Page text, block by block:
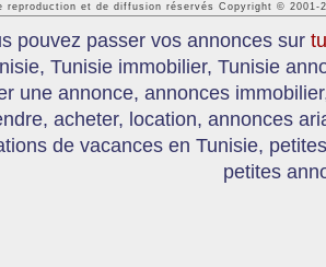
reproduction et de diffusion réservés Copyright © 2001-
pouvez passer vos annonces sur
Tunisie immobilier, Tunisie
une annonce, annonces
acheter, location, annonces
de vacances en Tunisie,
petites